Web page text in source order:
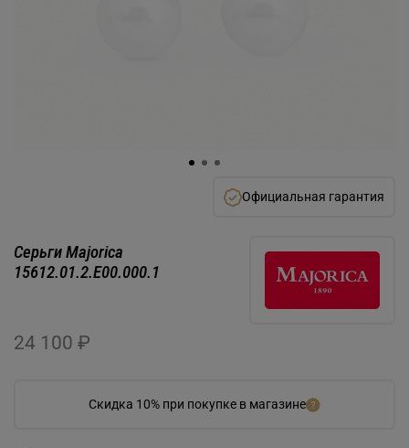
Официальная гарантия
Скидка 10% при покупке в магазине
Серьги Majorica
15612.01.2.E00.000.1
24 100 ₽